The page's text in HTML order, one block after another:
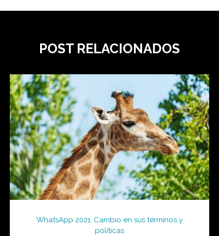
POST RELACIONADOS
WhatsApp 2021: Cambio en sus términos y
políticas